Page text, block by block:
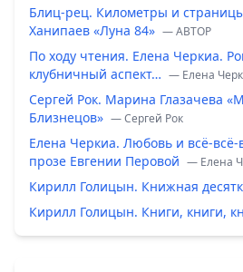
Блиц-рец. Километры и
Ханипаев «Луна 84» — ABTOP
По ходу чтения. Елена Черкиа.
клубничный аспект… — Елена
Сергей Рок. Марина Глазачева
Близнецов» — Сергей Рок
Елена Черкиа. Любовь и всё-
прозе Евгении Перовой — Елена
Кирилл Голицын. Книжная
Кирилл Голицын. Книги, книги,